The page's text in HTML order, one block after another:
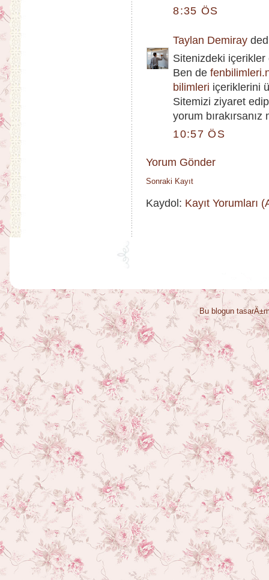
8:35 ÖS
Taylan Demiray
Sitenizdeki
Ben de
bilimleri içeriklerini
Sitemizi ziyaret
yorum
10:57 ÖS
Yorum Gönder
Sonraki Kayıt
Kaydol: Kayıt Yorumları
Bu blogun